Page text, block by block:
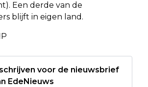
Een derde van de
blijft in eigen land.
voor de nieuwsbrief
EdeNieuws